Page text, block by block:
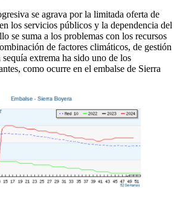
se agrava por la limitada oferta de
los servicios públicos y la dependencia del
se suma a los problemas con los recursos
de factores climáticos, de gestión
extrema ha sido uno de los
como ocurre en el embalse de Sierra